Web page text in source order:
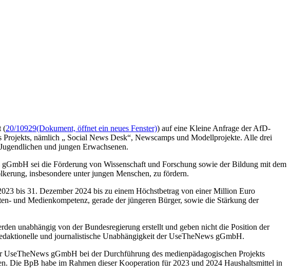
(20/10929(Dokument, öffnet ein neues Fenster)) auf eine Kleine Anfrage der AfD-
nämlich „ Social News Desk“, Newscamps und Modellprojekte. Alle drei
und jungen Erwachsenen.
sei die Förderung von Wissenschaft und Forschung sowie der Bildung mit dem
insbesondere unter jungen Menschen, zu fördern.
bis 31. Dezember 2024 bis zu einem Höchstbetrag von einer Million Euro
und Medienkompetenz, gerade der jüngeren Bürger, sowie die Stärkung der
unabhängig von der Bundesregierung erstellt und geben nicht die Position der
und journalistische Unabhängigkeit der UseTheNews gGmbH.
gGmbH bei der Durchführung des medienpädagogischen Projekts
Die BpB habe im Rahmen dieser Kooperation für 2023 und 2024 Haushaltsmittel in